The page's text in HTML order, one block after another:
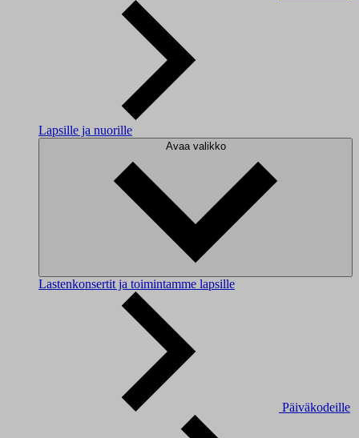
Lapsille ja nuorille
Avaa valikko
Lastenkonsertit ja toimintamme lapsille
Päiväkodeille